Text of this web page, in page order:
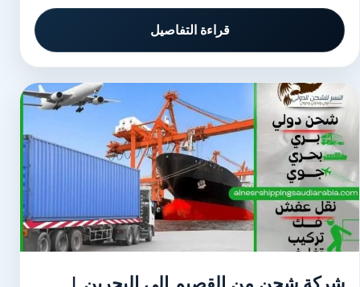
قراءة التفاصيل
شركة شحن من القصيم الى البحرين |